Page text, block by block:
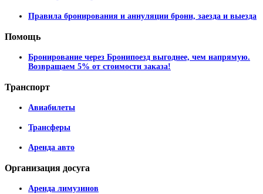
Правила бронирования и аннуляции брони, заезда и выезда
Помощь
Бронирование через Бронипоезд выгоднее, чем напрямую.
Возвращаем 5% от стоимости заказа!
Транспорт
Авиабилеты
Трансферы
Аренда авто
Организация досуга
Аренда лимузинов